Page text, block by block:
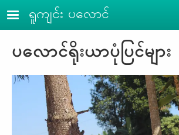
Skip to main content
ရူကျင်း ပ​လောင်
ပလောင်ရိုးယာပုံပြင်များ